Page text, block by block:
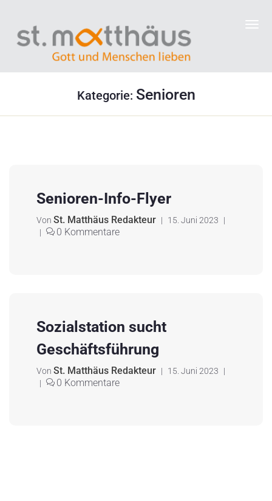
Kategorie: Senioren
Senioren-Info-Flyer
Von St. Matthäus Redakteur | 15. Juni 2023
|
|
0 Kommentare
Sozialstation sucht
Geschäftsführung
Von St. Matthäus Redakteur | 15. Juni 2023
|
|
0 Kommentare